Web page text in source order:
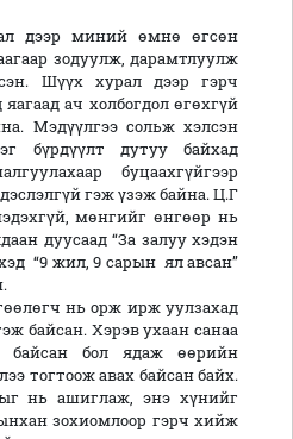
дээр миний өмнө өгсөн
зодуулж, дарамтлуулж
Шүүх хурал дээр гэрч
ач холбогдол өгөхгүй
Мэдүүлгээ сольж хэлсэн
бүрдүүлт дутуу байхад
буцаахгүйгээр
гэж үзэж байна. Ц.Г
мөнгийг өнгөөр нь
дуусаад “За залуу хэдэн
“9 жил, 9 сарын ял авсан”
нь орж ирж уулзахад
байсан. Хэрэв ухаан санаа
байсан бол ядаж өөрийн
тогтоож авах байсан байх.
нь ашиглаж, энэ хүнийг
зохиомлоор гэрч хийж